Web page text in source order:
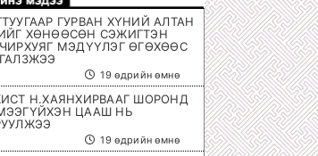
ГУРВАН ХҮНИЙ АЛТАН
ХӨНӨӨСӨН СЭЖИГТЭН
МЭДҮҮЛЭГ ӨГӨХӨӨС
19 өдрийн өмнө
Н.ХАЯНХИРВААГ ШОРОНД
ЦААШ НЬ
19 өдрийн өмнө